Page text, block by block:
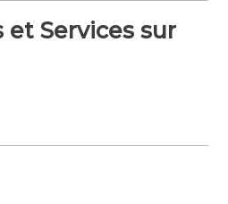
Services sur